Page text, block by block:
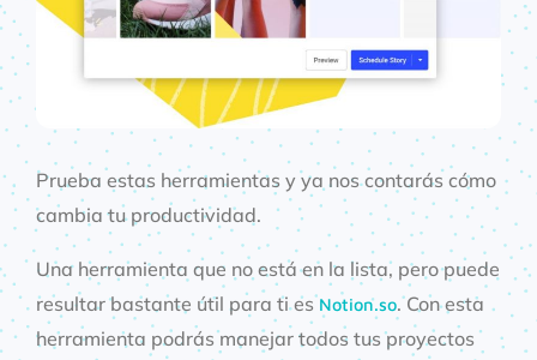
Prueba estas herramientas y ya nos contarás cómo
cambia tu productividad.
Una herramienta que no está en la lista, pero puede
resultar bastante útil para ti esNotion.so. Con esta
herramienta podrás manejar todos tus proyectos